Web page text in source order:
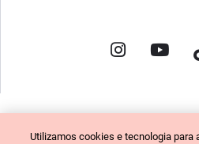
PORTAL DE
Utilizamos cookies e tecnologia para